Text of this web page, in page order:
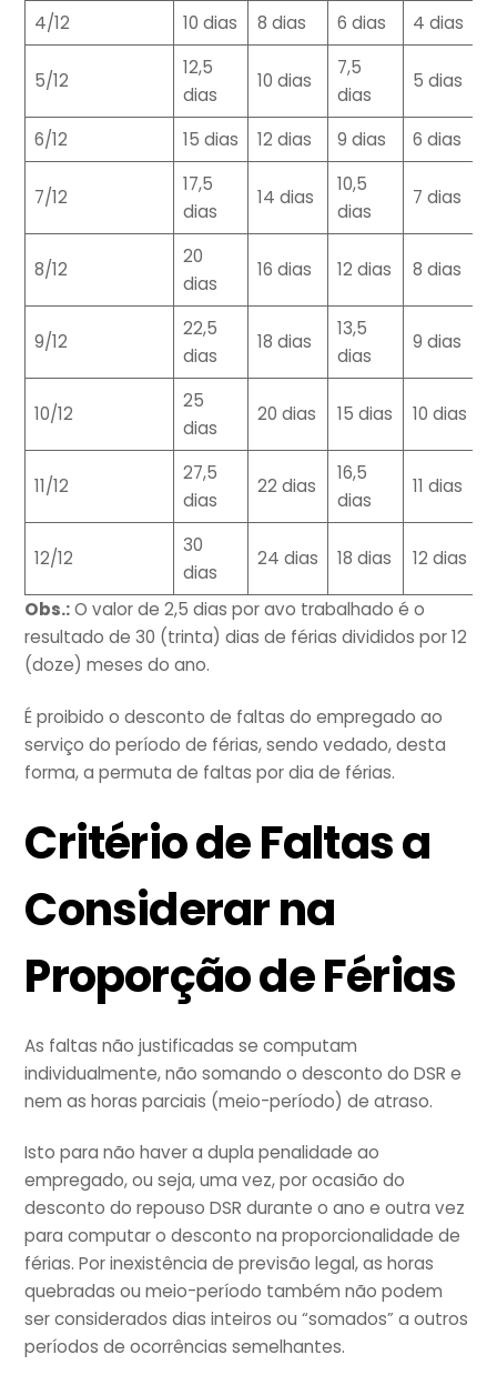
4/12 10 dias 8 dias 6 dias 4 dias
5/12
12,5
dias
10 dias
7,5
dias
5 dias
6/12 15 dias 12 dias 9 dias 6 dias
7/12
17,5
dias
14 dias
10,5
dias
7 dias
8/12
20
dias
16 dias 12 dias 8 dias
9/12
22,5
dias
18 dias
13,5
dias
9 dias
10/12
25
dias
20 dias 15 dias 10 dias
11/12
27,5
dias
22 dias
16,5
dias
11 dias
12/12
30
dias
24 dias 18 dias 12 dias
Obs.:O valor de 2,5 dias por avo trabalhado é o
resultado de 30 (trinta) dias de férias divididos por 12
(doze) meses do ano.
É proibido o desconto de faltas do empregado ao
serviço do período de férias, sendo vedado, desta
forma, a permuta de faltas por dia de férias.
Critério de Faltas a
Considerar na
Proporção de Férias
As faltas não justificadas se computam
individualmente, não somando o desconto do DSR e
nem as horas parciais (meio-período) de atraso.
Isto para não haver a dupla penalidade ao
empregado, ou seja, uma vez, por ocasião do
desconto do repouso DSR durante o ano e outra vez
para computar o desconto na proporcionalidade de
férias. Por inexistência de previsão legal, as horas
quebradas ou meio-período também não podem
ser considerados dias inteiros ou “somados” a outros
períodos de ocorrências semelhantes.